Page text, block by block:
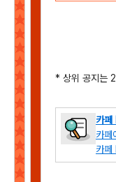
* 상위 공지는
카페
카페
카페